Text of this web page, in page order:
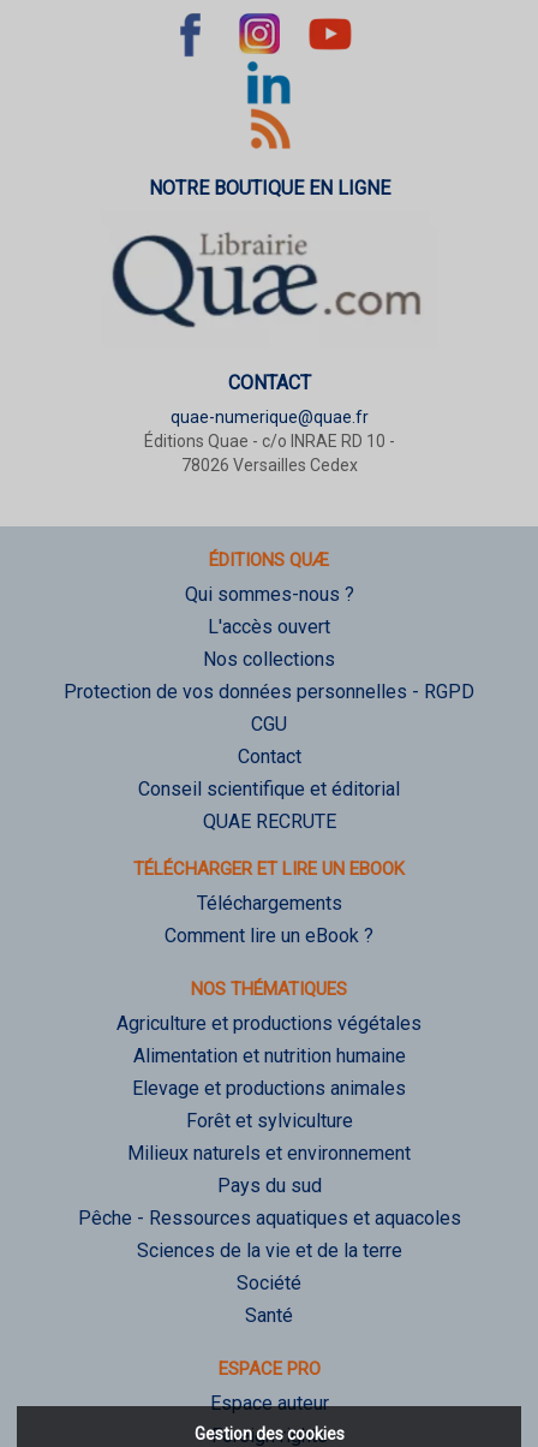
Gestion des cookies
NOTRE BOUTIQUE EN LIGNE
CONTACT
quae-numerique@quae.fr
Éditions Quae - c/o INRAE RD 10 -
78026 Versailles Cedex
ÉDITIONS QUÆ
Qui sommes-nous ?
L'accès ouvert
Nos collections
Protection de vos données personnelles - RGPD
CGU
Contact
Conseil scientifique et éditorial
QUAE RECRUTE
TÉLÉCHARGER ET LIRE UN EBOOK
Téléchargements
Comment lire un eBook ?
NOS THÉMATIQUES
Agriculture et productions végétales
Alimentation et nutrition humaine
Elevage et productions animales
Forêt et sylviculture
Milieux naturels et environnement
Pays du sud
Pêche - Ressources aquatiques et aquacoles
Sciences de la vie et de la terre
Société
Santé
ESPACE PRO
Espace auteur
Foreign rights